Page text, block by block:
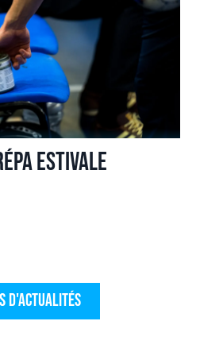
estivale
d'actualités